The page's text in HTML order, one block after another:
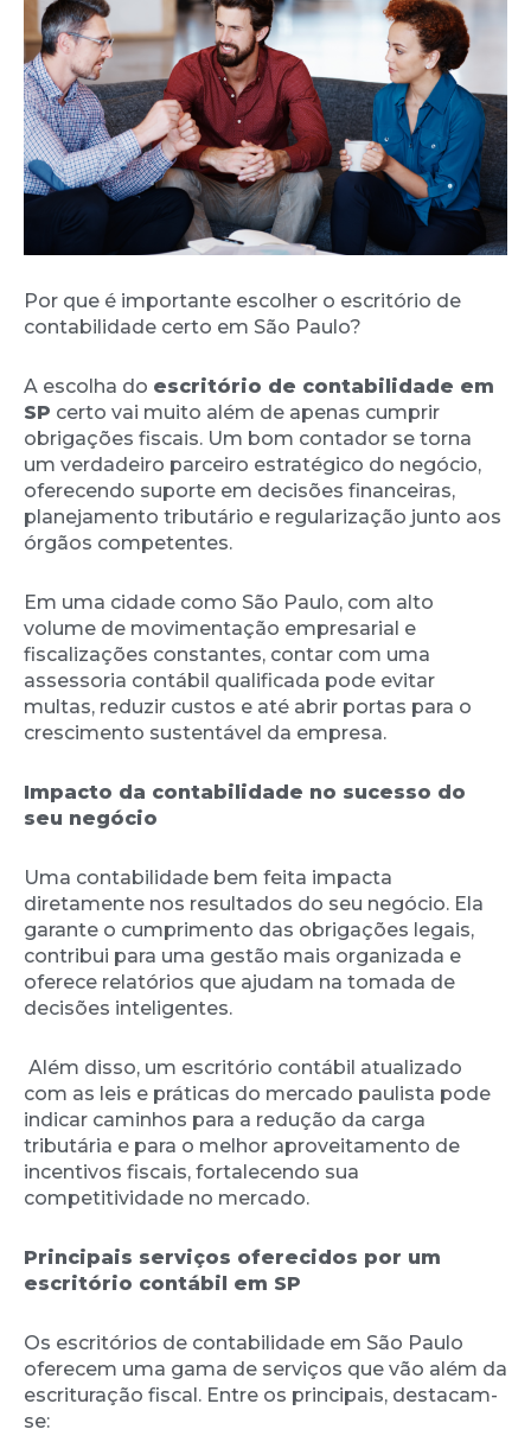
Por que é importante escolher o escritório de
contabilidade certo em São Paulo?
A escolha do escritório de contabilidade em
SP certo vai muito além de apenas cumprir
obrigações fiscais. Um bom contador se torna
um verdadeiro parceiro estratégico do negócio,
oferecendo suporte em decisões financeiras,
planejamento tributário e regularização junto aos
órgãos competentes.
Em uma cidade como São Paulo, com alto
volume de movimentação empresarial e
fiscalizações constantes, contar com uma
assessoria contábil qualificada pode evitar
multas, reduzir custos e até abrir portas para o
crescimento sustentável da empresa.
Impacto da contabilidade no sucesso do
seu negócio
Uma contabilidade bem feita impacta
diretamente nos resultados do seu negócio. Ela
garante o cumprimento das obrigações legais,
contribui para uma gestão mais organizada e
oferece relatórios que ajudam na tomada de
decisões inteligentes.
Além disso, um escritório contábil atualizado
com as leis e práticas do mercado paulista pode
indicar caminhos para a redução da carga
tributária e para o melhor aproveitamento de
incentivos fiscais, fortalecendo sua
competitividade no mercado.
Principais serviços oferecidos por um
escritório contábil em SP
Os escritórios de contabilidade em São Paulo
oferecem uma gama de serviços que vão além da
escrituração fiscal. Entre os principais, destacam-
se: